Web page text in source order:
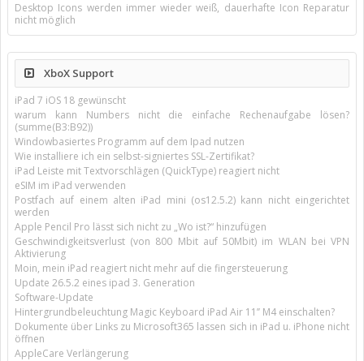
Desktop Icons werden immer wieder weiß, dauerhafte Icon Reparatur
nicht möglich
XboX Support
iPad 7 iOS 18 gewünscht
warum kann Numbers nicht die einfache Rechenaufgabe lösen?
(summe(B3:B92))
Windowbasiertes Programm auf dem Ipad nutzen
Wie installiere ich ein selbst-signiertes SSL-Zertifikat?
iPad Leiste mit Textvorschlägen (QuickType) reagiert nicht
eSIM im iPad verwenden
Postfach auf einem alten iPad mini (os12.5.2) kann nicht eingerichtet
werden
Apple Pencil Pro lässt sich nicht zu „Wo ist?“ hinzufügen
Geschwindigkeitsverlust (von 800 Mbit auf 50Mbit) im WLAN bei VPN
Aktivierung
Moin, mein iPad reagiert nicht mehr auf die fingersteuerung
Update 26.5.2 eines ipad 3. Generation
Software-Update
Hintergrundbeleuchtung Magic Keyboard iPad Air 11’’ M4 einschalten?
Dokumente über Links zu Microsoft365 lassen sich in iPad u. iPhone nicht
öffnen
AppleCare Verlängerung